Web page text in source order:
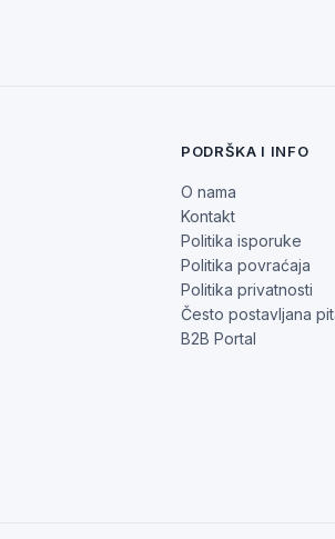
PODRŠKA I INFO
O nama
Kontakt
Politika isporuke
Politika povraćaja
Politika privatnosti
Često postavljana
B2B Portal